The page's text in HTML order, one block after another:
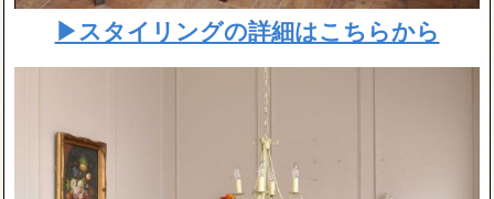
▶スタイリングの詳細はこちらから